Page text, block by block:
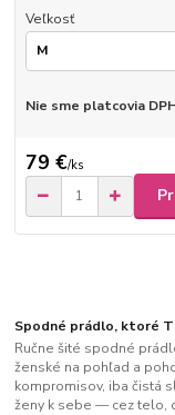
Veľkosť
Nie sme platcovia
79 €/ks
Spodné prádlo, ktoré
Ručne šité spodné
ženské na pohľad a
kompromisov, iba čistá
ženy k sebe — cez telo,